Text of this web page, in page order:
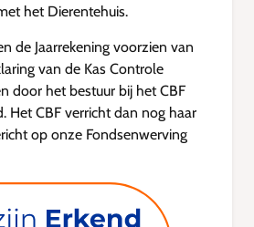
het Dierentehuis.
de Jaarrekening voorzien van
van de Kas Controle
door het bestuur bij het CBF
Het CBF verricht dan nog haar
op onze Fondsenwerving